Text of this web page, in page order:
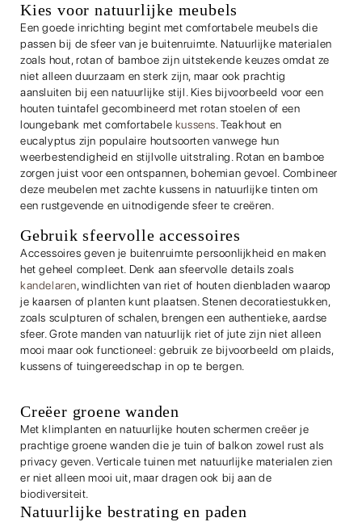
Kies voor natuurlijke meubels
Een goede inrichting begint met comfortabele meubels die
passen bij de sfeer van je buitenruimte. Natuurlijke materialen
zoals hout, rotan of bamboe zijn uitstekende keuzes omdat ze
niet alleen duurzaam en sterk zijn, maar ook prachtig
aansluiten bij een natuurlijke stijl. Kies bijvoorbeeld voor een
houten tuintafel gecombineerd met rotan stoelen of een
loungebank met comfortabele kussens. Teakhout en
eucalyptus zijn populaire houtsoorten vanwege hun
weerbestendigheid en stijlvolle uitstraling. Rotan en bamboe
zorgen juist voor een ontspannen, bohemian gevoel. Combineer
deze meubelen met zachte kussens in natuurlijke tinten om
een rustgevende en uitnodigende sfeer te creëren.
Gebruik sfeervolle accessoires
Accessoires geven je buitenruimte persoonlijkheid en maken
het geheel compleet. Denk aan sfeervolle details zoals
kandelaren, windlichten van riet of houten dienbladen waarop
je kaarsen of planten kunt plaatsen. Stenen decoratiestukken,
zoals sculpturen of schalen, brengen een authentieke, aardse
sfeer. Grote manden van natuurlijk riet of jute zijn niet alleen
mooi maar ook functioneel: gebruik ze bijvoorbeeld om plaids,
kussens of tuingereedschap in op te bergen.
Creëer groene wanden
Met klimplanten en natuurlijke houten schermen creëer je
prachtige groene wanden die je tuin of balkon zowel rust als
privacy geven. Verticale tuinen met natuurlijke materialen zien
er niet alleen mooi uit, maar dragen ook bij aan de
biodiversiteit.
Natuurlijke bestrating en paden